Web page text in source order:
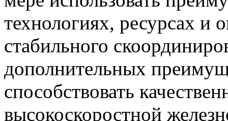
технологиях, ресурсах и
стабильного
дополнительных
способствовать
высокоскоростной